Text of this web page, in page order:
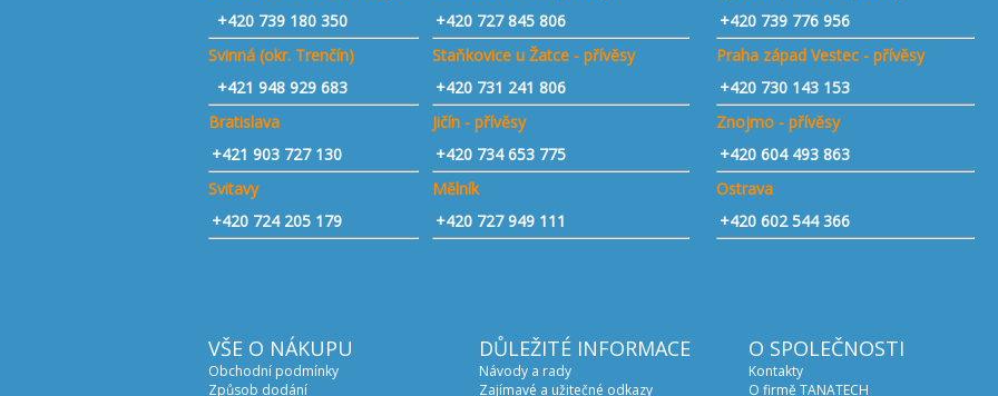
+420 739 180 350
Svinná (okr. Trenčín)
+421 948 929 683
Bratislava
+421 903 727 130
Svitavy
+420 724 205 179
+420 727 845 806
+420 739 776 956
Staňkovice u Žatce - přívěsy
+420 731 241 806
Praha západ Vestec - přívěsy
+420 730 143 153
Jičín - přívěsy
+420 734 653 775
Znojmo - přívěsy
+420 604 493 863
Mělník
+420 727 949 111
Ostrava
+420 602 544 366
VŠE O NÁKUPU
Obchodní podmínky
Způsob dodání
DŮLEŽITÉ INFORMACE
Návody a rady
Zajímavé a užitečné odkazy
O SPOLEČNOSTI
Kontakty
O firmě TANATECH